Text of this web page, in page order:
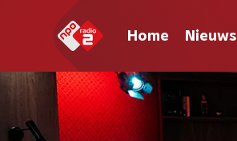
Home Nieuws